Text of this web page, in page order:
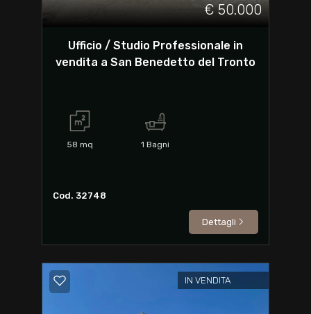
€ 50.000
Ufficio / Studio Professionale in
vendita a San Benedetto del Tronto
58 mq 1 Bagni
Cod. 32748
Dettagli
IN VENDITA